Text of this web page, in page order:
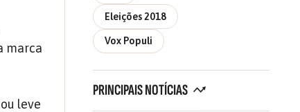
marca
leve
Eleições 2018
Vox Populi
PRINCIPAIS NOTÍCIAS